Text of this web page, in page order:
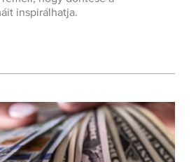
inspirálhatja.